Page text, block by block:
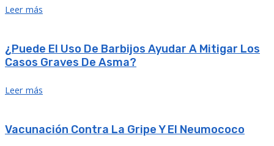
Leer más
¿Puede El Uso De Barbijos Ayudar A Mitigar Los
Casos Graves De Asma?
Leer más
Vacunación Contra La Gripe Y El Neumococo